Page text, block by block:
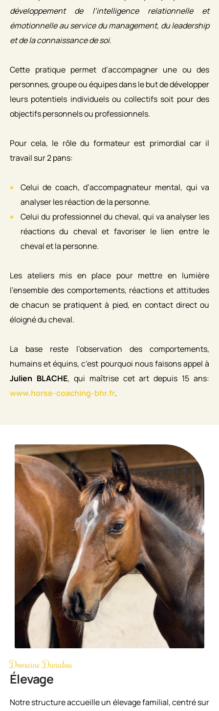
développement de l’intelligence relationnelle et
émotionnelle au service du management, du leadership
et de la connaissance de soi.
Cette pratique permet d’accompagner une ou des
personnes, groupe ou équipes dans le but de développer
leurs potentiels individuels ou collectifs soit pour des
objectifs personnels ou professionnels.
Pour cela, le rôle du formateur est primordial car il
travail sur 2 pans:
Celui de coach, d’accompagnateur mental, qui va
analyser les réaction de la personne.
Celui du professionnel du cheval, qui va analyser les
réactions du cheval et favoriser le lien entre le
cheval et la personne.
Les ateliers mis en place pour mettre en lumière
l’ensemble des comportements, réactions et attitudes
de chacun se pratiquent à pied, en contact direct ou
éloigné du cheval.
La base reste l’observation des comportements,
humains et équins, c’est pourquoi nous faisons appel à
Julien BLACHE, qui maîtrise cet art depuis 15 ans:
www.horse-coaching-bhr.fr.
Domaine Danalou
Élevage
Notre structure accueille un élevage familial, centré sur